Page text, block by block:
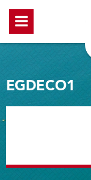
EGDECO1